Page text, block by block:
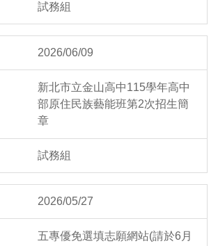
試務組
2026/06/09
新北市立金山高中115學年高中
部原住民族藝能班第2次招生簡
章
試務組
2026/05/27
五專優免選填志願網站(請於6月